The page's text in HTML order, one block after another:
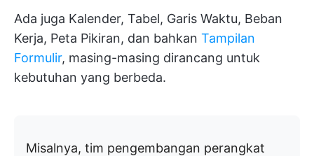
Ada juga Kalender, Tabel, Garis Waktu, Beban
Kerja, Peta Pikiran, dan bahkan Tampilan
Formulir, masing-masing dirancang untuk
kebutuhan yang berbeda.
Misalnya, tim pengembangan perangkat